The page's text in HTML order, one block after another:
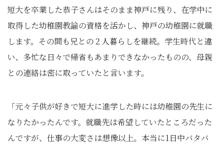
短大を卒業した恭子さんはそのまま神戸に残り、在学中に
取得した幼稚園教諭の資格を活かし、神戸の幼稚園に就職
します。その間も兄との２人暮らしを継続。学生時代と違
い、多忙な日々で帰省もあまりできなかったものの、母親
との連絡は密に取っていたと言います。
「元々子供が好きで短大に進学した時には幼稚園の先生に
なりたかったんです。就職先は希望していたところだった
んですが、仕事の大変さは想像以上。本当に1日中バタバ